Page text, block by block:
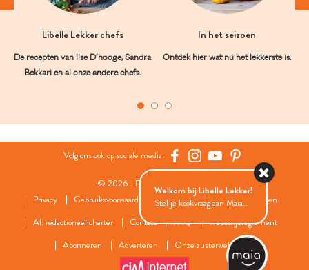
Libelle Lekker chefs
De recepten van Ilse D’hooge, Sandra
Bekkari en al onze andere chefs.
In het seizoen
Ontdek hier wat nú het lekkerste is.
Volg ons ook op sociale media:
© 2026 - Roularta Media Group
Privacy
Gebruiksvoorwaarden Cookies
Cookies instellingen
AI: redactioneel charter
Contact FAQ
Wedstrijdreglement
Abonneren
Adverteren Onze zusterwebsites
Welkom bij Libelle Lekker!
Stel je kookvraag aan Maia...